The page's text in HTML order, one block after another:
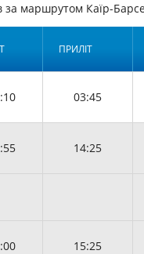
за маршрутом Каїр-
ПРИЛІТ
03:45
14:25
15:25